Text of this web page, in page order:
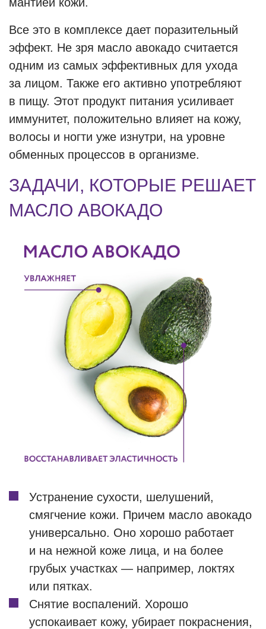
Все это в комплексе дает поразительный
эффект. Не зря масло авокадо считается
одним из самых эффективных для ухода
за лицом. Также его активно употребляют
в пищу. Этот продукт питания усиливает
иммунитет, положительно влияет на кожу,
волосы и ногти уже изнутри, на уровне
обменных процессов в организме.
ЗАДАЧИ, КОТОРЫЕ РЕШАЕТ
МАСЛО АВОКАДО
Устранение сухости, шелушений,
смягчение кожи. Причем масло авокадо
универсально. Оно хорошо работает
и на нежной коже лица, и на более
грубых участках — например, локтях
или пятках.
Снятие воспалений. Хорошо
успокаивает кожу, убирает покраснения,